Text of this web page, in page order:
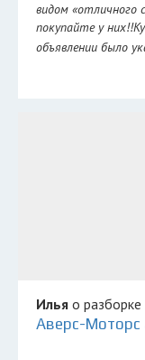
видом «отличного
покупайте у
объявлении было
Илья о разборке
Аверс-Моторс